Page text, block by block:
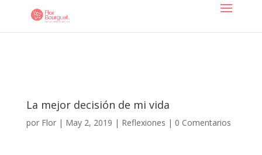
La mejor decisión de mi vida
por Flor| May 2, 2019 | Reflexiones | 0 Comentarios